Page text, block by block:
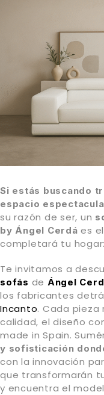
Si estás buscando
espacio
su razón de ser, un
by Ángel Cerdáes
completará tu
Te invitamos a
sofás de Ángel
los fabricantes
Incanto. Cada pieza
calidad, el diseño
made in Spain.
y sofisticación
con la innovación
que transformarán
y encuentra el